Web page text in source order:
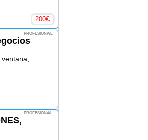
200€
PROFESIONAL
PROFESIONAL